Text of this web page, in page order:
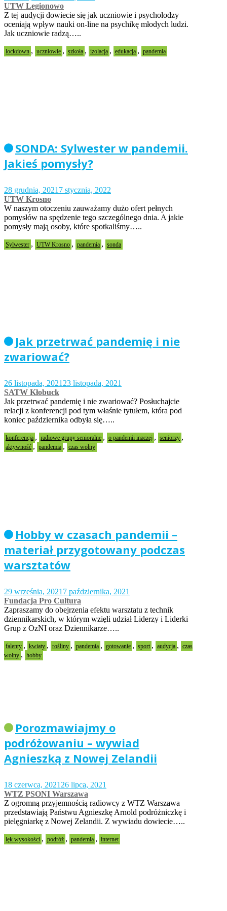
UTW Legionowo
Z tej audycji dowiecie się jak uczniowie i psycholodzy
oceniają wpływ nauki on-line na psychikę młodych ludzi.
Jak uczniowie radzą…..
lockdown , uczniowie , szkoła , izolacja , edukacja , pandemia
SONDA: Sylwester w pandemii.
Jakieś pomysły?
28 grudnia, 2021 7 stycznia, 2022
UTW Krosno
W naszym otoczeniu zauważamy dużo ofert pełnych
pomysłów na spędzenie tego szczególnego dnia. A jakie
pomysły mają osoby, które spotkaliśmy…..
Sylwester , UTW Krosno , pandemia , sonda
Jak przetrwać pandemię i nie
zwariować?
26 listopada, 2021 23 listopada, 2021
SATW Kłobuck
Jak przetrwać pandemię i nie zwariować? Posłuchajcie
relacji z konferencji pod tym właśnie tytułem, która pod
koniec października odbyła się…..
konferencja , radiowe grupy senioralne , o pandemii inaczej , seniorzy ,
aktywność , pandemia , czas wolny
Hobby w czasach pandemii –
materiał przygotowany podczas
warsztatów
29 września, 2021 7 października, 2021
Fundacja Pro Cultura
Zapraszamy do obejrzenia efektu warsztatu z technik
dziennikarskich, w którym wzięli udział Liderzy i Liderki
Grup z OzNI oraz Dziennikarze…..
falenty , kwiaty , rośliny , pandemia , gotowanie , sport , audycja , czas
wolny , hobby
Porozmawiajmy o
podróżowaniu – wywiad
Agnieszką z Nowej Zelandii
18 czerwca, 2021 26 lipca, 2021
WTZ PSONI Warszawa
Z ogromną przyjemnością radiowcy z WTZ Warszawa
przedstawiają Państwu Agnieszkę Arnold podróżniczkę i
pielęgniarkę z Nowej Zelandii. Z wywiadu dowiecie…..
lęk wysokości , podróż , pandemia , internet